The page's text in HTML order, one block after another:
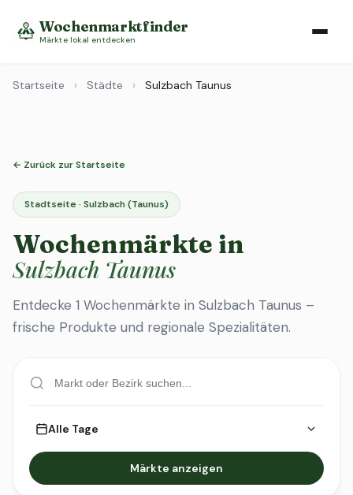
Wochenmarktfinder
Märkte lokal entdecken
Startseite › Städte › Sulzbach Taunus
← Zurück zur Startseite
Stadtseite · Sulzbach (Taunus)
Wochenmärkte in
Sulzbach Taunus
Entdecke 1 Wochenmärkte in Sulzbach Taunus –
frische Produkte und regionale Spezialitäten.
Alle Tage
Märkte anzeigen